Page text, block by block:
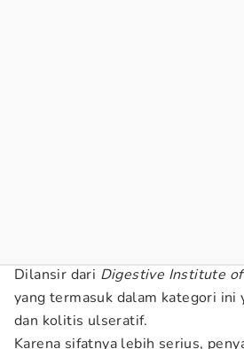
Dilansir dari Digestive Institute
yang termasuk dalam kategori ini
dan kolitis ulseratif.
Karena sifatnya lebih serius,